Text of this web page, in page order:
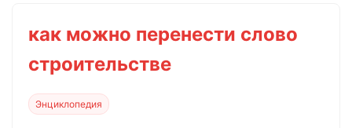
как можно перенести слово
строительстве
Энциклопедия